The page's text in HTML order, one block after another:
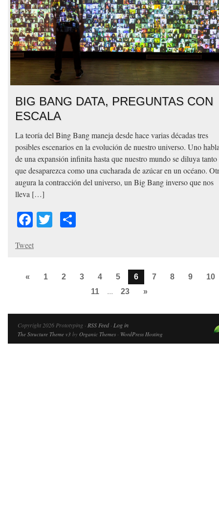
BIG BANG DATA, PREGUNTAS CON
ESCALA
La teoría del Bing Bang maneja desde hace varias décadas tres
posibles escenarios en la evolución de nuestro universo. Uno
de una expansión infinita hasta que nuestro mundo se diluya tanto
que desaparezca como una cucharada de azúcar en un océano.
augura la contracción del universo, un Big Bang inverso que nos
lleva […]
Facebook
Twitter
Tweet
« 1 2 3 4 5 6 7 8 9
10
11
... 23 »
Copyright 2026 Prototyping · RSS Feed· Log in
The Structure Theme v3 by Organic Themes · WordPress Hosting